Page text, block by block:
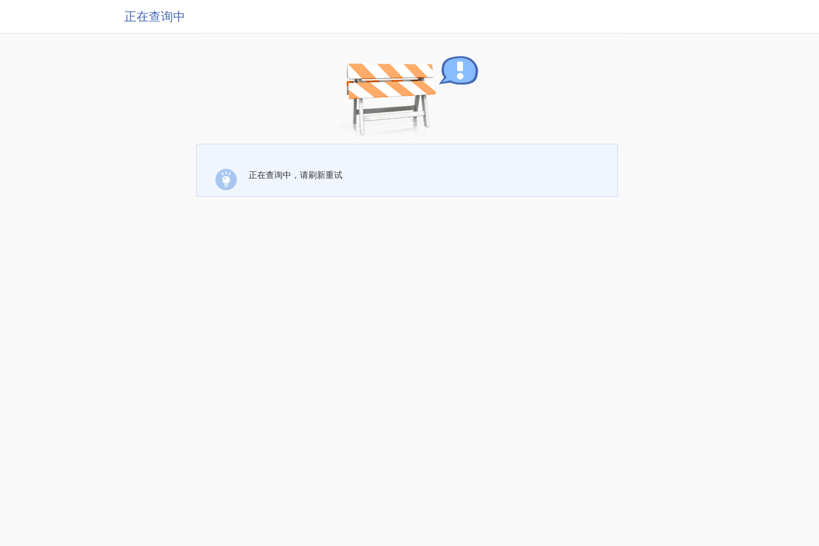
正在查询中
正在查询中，请刷新重试